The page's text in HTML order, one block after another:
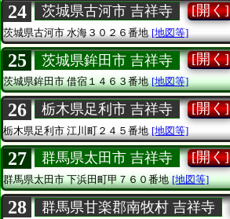
24 茨城県古河市 吉祥寺 [開く]
茨城県古河市 水海３０２６番地 [地図等]
25 茨城県鉾田市 吉祥寺 [開く]
茨城県鉾田市借宿１４６３番地 [地図等]
26 栃木県足利市 吉祥寺 [開く]
栃木県足利市 江川町２４５番地 [地図等]
27 群馬県太田市 吉祥寺 [開く]
群馬県太田市下浜田町甲７６０番地 [地図等]
28 群馬県甘楽郡南牧村 吉祥寺